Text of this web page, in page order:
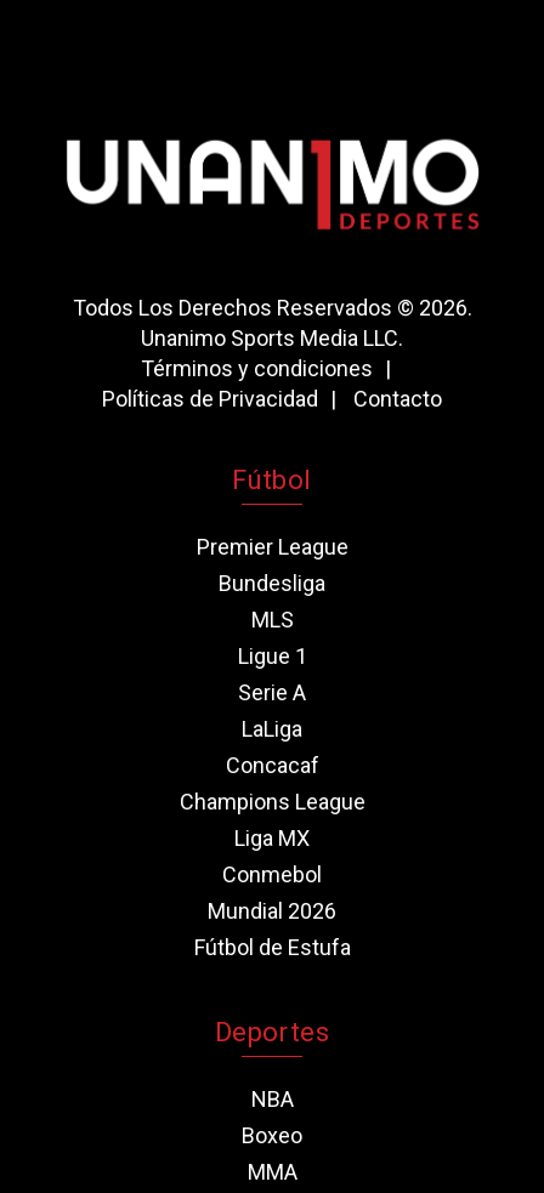
Todos Los Derechos Reservados © 2026.
Unanimo Sports Media LLC.
Términos y condiciones
Políticas de Privacidad
Contacto
Fútbol
Premier League
Bundesliga
MLS
Ligue 1
Serie A
LaLiga
Concacaf
Champions League
Liga MX
Conmebol
Mundial 2026
Fútbol de Estufa
Deportes
NBA
Boxeo
MMA